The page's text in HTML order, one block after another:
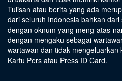
Tulisan atau berita yang ada
dari seluruh Indonesia bahkan
dengan oknum yang meng-atas-
dengan mengaku sebagai
wartawan dan tidak
Kartu Pers atau Press ID Card.